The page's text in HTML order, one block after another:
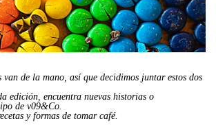
de la mano, así que decidimos juntar estos dos
edición, encuentra nuevas historias o
de v09&Co.
y formas de tomar café.